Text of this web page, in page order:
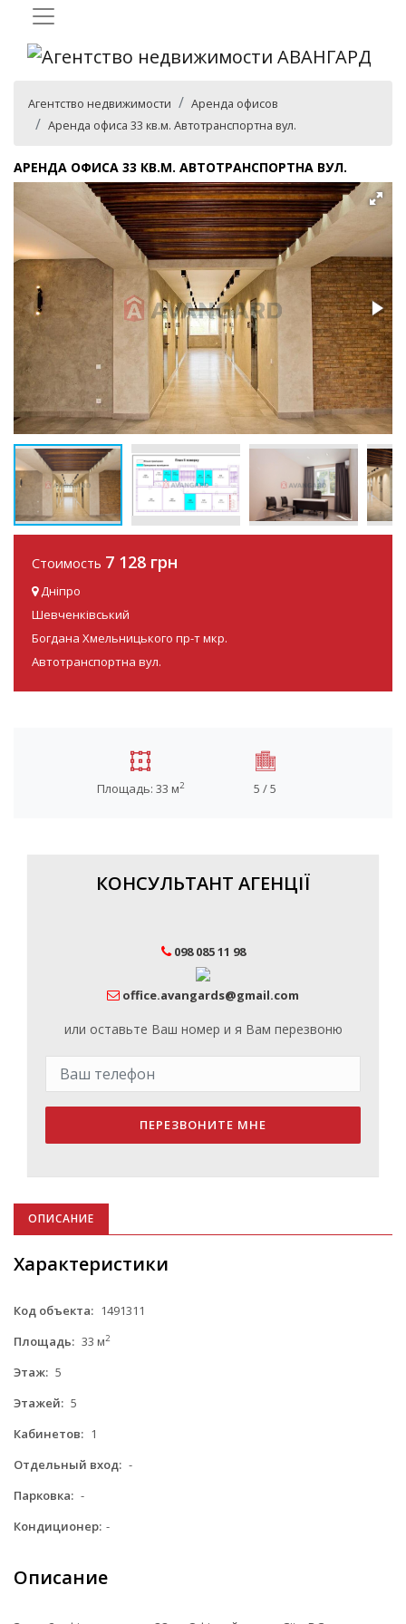
Агентство недвижимости
Аренда офисов
Аренда офиса 33 кв.м. Автотранспортна вул.
АРЕНДА ОФИСА 33 КВ.М. АВТОТРАНСПОРТНА ВУЛ.
Стоимость 7 128 грн
Дніпро
Шевченківський
Богдана Хмельницького пр-т мкр.
Автотранспортна вул.
Площадь: 33 м2 5 / 5
КОНСУЛЬТАНТ АГЕНЦІЇ
098 085 11 98
office.avangards@gmail.com
или оставьте Ваш номер и я Вам перезвоню
ПЕРЕЗВОНИТЕ МНЕ
ОПИСАНИЕ
Характеристики
Код объекта: 1491311
Площадь: 33 м2
Этаж: 5
Этажей: 5
Кабинетов: 1
Отдельный вход: -
Парковка: -
Кондиционер: -
Описание